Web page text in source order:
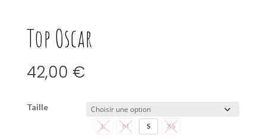
Top Oscar
42,00 €
Taille
L
L
M
M
S
S
XS
XS